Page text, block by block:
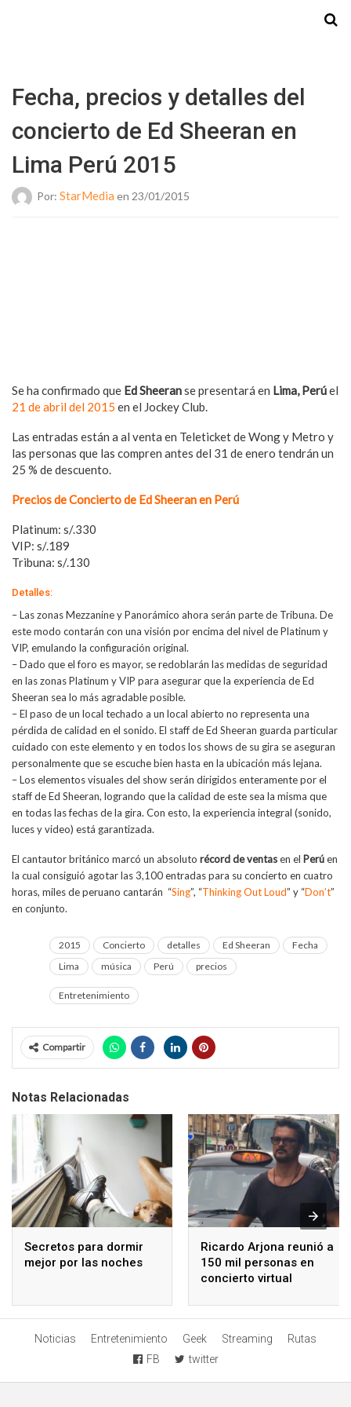
Fecha, precios y detalles del
concierto de Ed Sheeran en
Lima Perú 2015
Por: StarMedia en 23/01/2015
Se ha confirmado que Ed Sheeranse presentará en Lima, Perúel
21 de abril del 2015 en el Jockey Club.
Las entradas están a al venta en Teleticket de Wong y Metro y
las personas que las compren antes del 31 de enero tendrán un
25 % de descuento.
Precios de Concierto de Ed Sheeran en Perú
Platinum: s/.330
VIP: s/.189
Tribuna: s/.130
Detalles:
– Las zonas Mezzanine y Panorámico ahora serán parte de Tribuna. De
este modo contarán con una visión por encima del nivel de Platinum y
VIP, emulando la configuración original.
– Dado que el foro es mayor, se redoblarán las medidas de seguridad
en las zonas Platinum y VIP para asegurar que la experiencia de Ed
Sheeran sea lo más agradable posible.
– El paso de un local techado a un local abierto no representa una
pérdida de calidad en el sonido. El staff de Ed Sheeran guarda particular
cuidado con este elemento y en todos los shows de su gira se aseguran
personalmente que se escuche bien hasta en la ubicación más lejana.
– Los elementos visuales del show serán dirigidos enteramente por el
staff de Ed Sheeran, logrando que la calidad de este sea la misma que
en todas las fechas de la gira. Con esto, la experiencia integral (sonido,
luces y video) está garantizada.
El cantautor británico marcó un absoluto récord de ventasen el Perúen
la cual consiguió agotar las 3,100 entradas para su concierto en cuatro
horas, miles de peruano cantarán “Sing”, “Thinking Out Loud” y “Don’t”
en conjunto.
2015 Concierto detalles Ed Sheeran
Fecha
Lima
música Perú precios
Entretenimiento
Compartir
Notas Relacionadas
Secretos para dormir
mejor por las noches
Ricardo Arjona reunió a
150 mil personas en
concierto virtual
Noticias Entretenimiento Geek Streaming
Rutas
FB
twitter